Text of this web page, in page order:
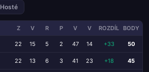
Hosté
Z V R P V V ROZDÍL BODY
22 15 5 2 47 14 +33 50
22 13 6 3 41 23 +18 45